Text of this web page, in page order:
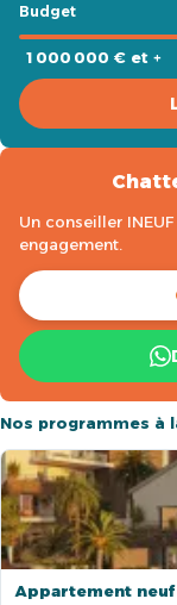
Budget
1 000 000 € et +
Un conseiller
engagement.
Nos programmes à
Appartement neuf